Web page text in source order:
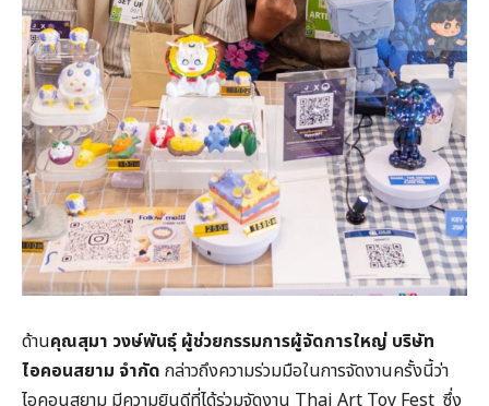
ด้านคุณสุมา วงษ์พันธุ์ ผู้ช่วยกรรมการผู้จัดการใหญ่ บริษัท
ไอคอนสยาม จำกัด กล่าวถึงความร่วมมือในการจัดงานครั้งนี้ว่า